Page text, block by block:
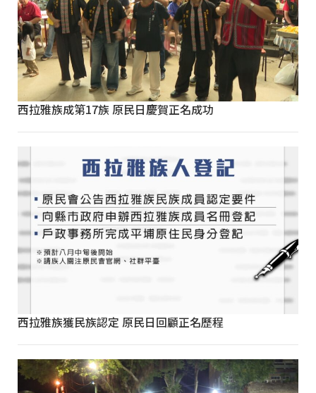
西拉雅族成第17族 原民日慶賀正名成功
西拉雅族獲民族認定 原民日回顧正名歷程